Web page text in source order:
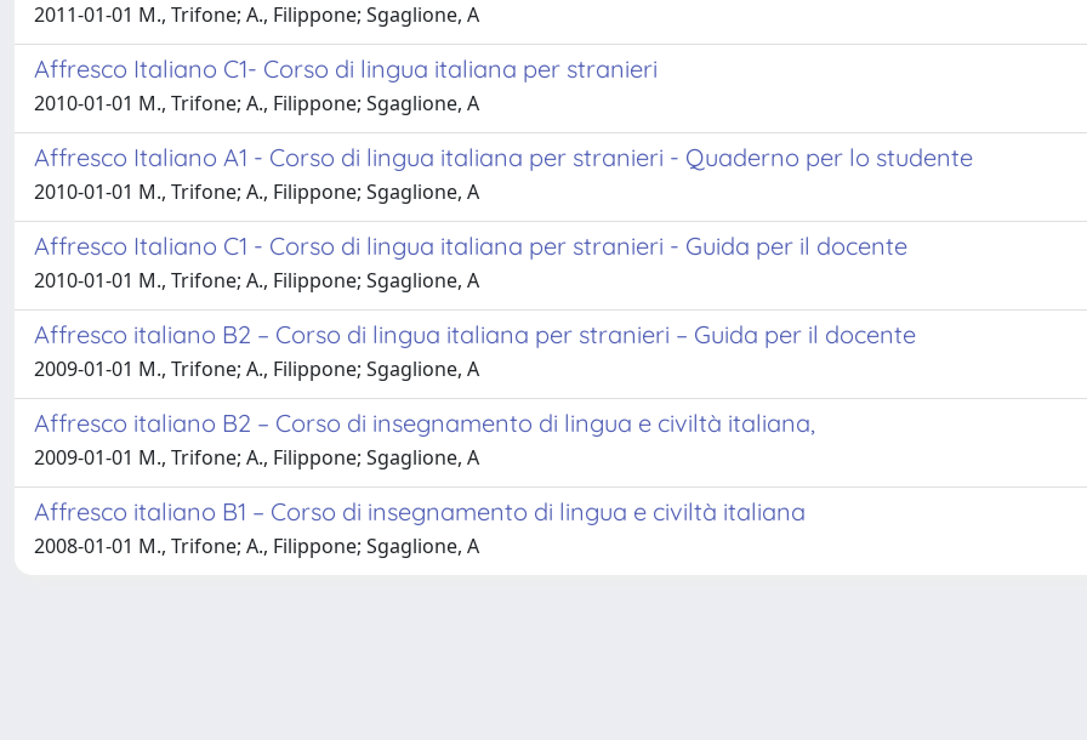
2011-01-01 M., Trifone; A., Filippone; Sgaglione, A
Affresco Italiano C1- Corso di lingua italiana per stranieri
2010-01-01 M., Trifone; A., Filippone; Sgaglione, A
Affresco Italiano A1 - Corso di lingua italiana per stranieri - Quaderno per lo studente
2010-01-01 M., Trifone; A., Filippone; Sgaglione, A
Affresco Italiano C1 - Corso di lingua italiana per stranieri - Guida per il docente
2010-01-01 M., Trifone; A., Filippone; Sgaglione, A
Affresco italiano B2 – Corso di lingua italiana per stranieri – Guida per il docente
2009-01-01 M., Trifone; A., Filippone; Sgaglione, A
Affresco italiano B2 – Corso di insegnamento di lingua e civiltà italiana,
2009-01-01 M., Trifone; A., Filippone; Sgaglione, A
Affresco italiano B1 – Corso di insegnamento di lingua e civiltà italiana
2008-01-01 M., Trifone; A., Filippone; Sgaglione, A